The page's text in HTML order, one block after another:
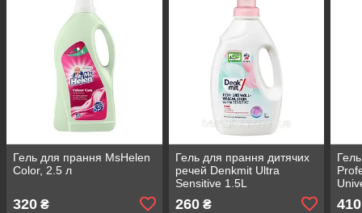
Гель для прання MsHelen
Color, 2.5 л
320 ₴
Гель для прання дитячих
речей Denkmit Ultra
Sensitive 1.5L
260₴ 410